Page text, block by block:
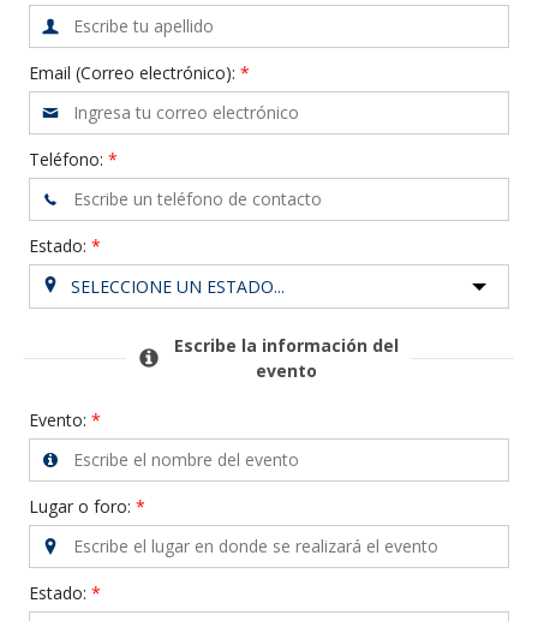
Email (Correo electrónico):
Teléfono:
Estado:
SELECCIONE UN ESTADO...
Escribe la información del
evento
Evento:
Lugar o foro:
Estado: